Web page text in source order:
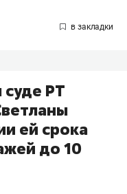
РТ
ей срока
до 10